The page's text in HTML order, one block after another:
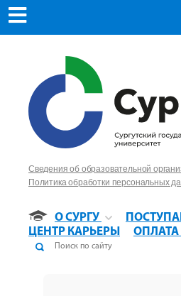
Сведения об образовательной
Политика обработки персональных
О СУРГУ
ЦЕНТР КАРЬЕРЫ
ОПЛАТА